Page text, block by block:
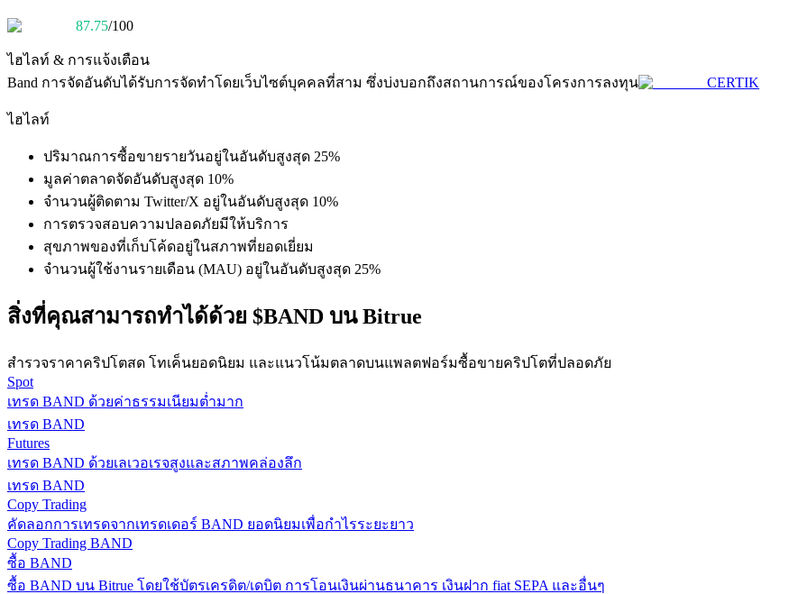
เพลิดเพลินกับการแบ่งปันผลกำไรและค่าคอมมิชชั่นการคัดลอกการซื้อขาย
ข้อมูล
การวิเคราะห์ข้อมูลขนาดใหญ่ รวมถึงข้อมูลการค้า ฯลฯ
แนะนำ
คู่มือเริ่มต้นฟิวเจอร์ส
87.75/100
ไฮไลท์ & การแจ้งเตือน
Band การจัดอันดับได้รับการจัดทำโดยเว็บไซต์บุคคลที่สาม ซึ่งบ่งบอกถึงสถานการณ์ของโครงการลงทุน CERTIK
ไฮไลท์
ปริมาณการซื้อขายรายวันอยู่ในอันดับสูงสุด 25%
มูลค่าตลาดจัดอันดับสูงสุด 10%
จำนวนผู้ติดตาม Twitter/X อยู่ในอันดับสูงสุด 10%
การตรวจสอบความปลอดภัยมีให้บริการ
สุขภาพของที่เก็บโค้ดอยู่ในสภาพที่ยอดเยี่ยม
จำนวนผู้ใช้งานรายเดือน (MAU) อยู่ในอันดับสูงสุด 25%
สิ่งที่คุณสามารถทำได้ด้วย $BAND บน Bitrue
สำรวจราคาคริปโตสด โทเค็นยอดนิยม และแนวโน้มตลาดบนแพลตฟอร์มซื้อขายคริปโตที่ปลอดภัย
Spot
เทรด BAND ด้วยค่าธรรมเนียมต่ำมาก
เทรด BAND
Futures
เทรด BAND ด้วยเลเวอเรจสูงและสภาพคล่องลึก
เทรด BAND
Copy Trading
คัดลอกการเทรดจากเทรดเดอร์ BAND ยอดนิยมเพื่อกำไรระยะยาว
Copy Trading BAND
ซื้อ BAND
ซื้อ BAND บน Bitrue โดยใช้บัตรเครดิต/เดบิต การโอนเงินผ่านธนาคาร เงินฝาก fiat SEPA และอื่นๆ